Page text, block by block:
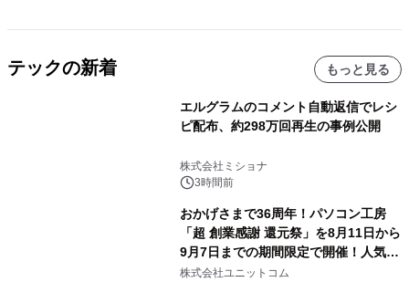
テックの新着 もっと見る
エルグラムのコメント自動返信でレシ
ピ配布、約298万回再生の事例公開
株式会社ミショナ
3時間前
おかげさまで36周年！パソコン工房
「超 創業感謝 還元祭」を8月11日から
9月7日までの期間限定で開催！人気の
ゲーミングPCや高性能ノートPCなど
株式会社ユニットコム